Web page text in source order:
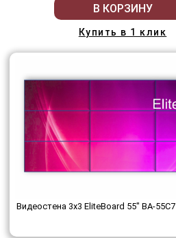
В КОРЗИНУ
Купить в 1 клик
Видеостена 3x3 EliteBoard 55" BA-55C7